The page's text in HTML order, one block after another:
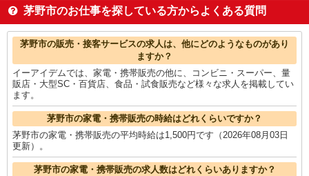
ファストフード・デリ1,379円
梱包・仕分け・ピッキング1,354円
調理・調理補助・調理師1,350円
茅野市の他の職種の平均時給を見る
茅野市のお仕事を探している方からよくある質問
茅野市の販売・接客サービスの求人は、他にどのようなものがあり
ますか？
イーアイデムでは、家電・携帯販売の他に、コンビニ・スーパー、量
販店・大型SC・百貨店、食品・試食販売など様々な求人を掲載してい
ます。
茅野市の家電・携帯販売の時給はどれくらいですか？
茅野市の家電・携帯販売の平均時給は1,500円です（2026年08月03日
更新）。
茅野市の家電・携帯販売の求人数はどれくらいありますか？